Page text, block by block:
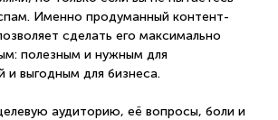
Именно продуманный контент-
сделать его максимально
полезным и нужным для
и выгодным для бизнеса.
аудиторию, её вопросы, боли и